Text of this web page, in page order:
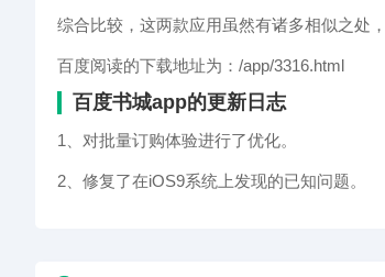
综合比较，这两款应用虽然有诸多相似之处
百度阅读的下载地址为：/app/3316.html
百度书城app的更新日志
1、对批量订购体验进行了优化。
2、修复了在iOS9系统上发现的已知问题。